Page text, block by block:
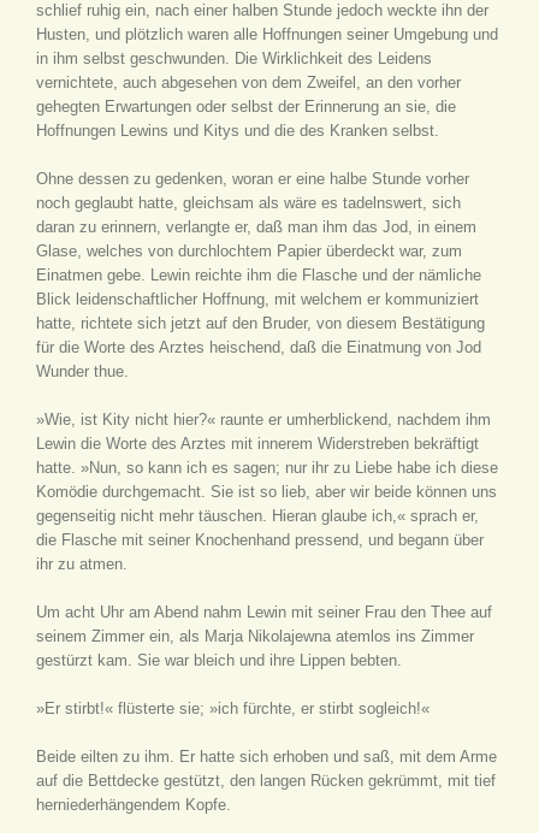
schlief ruhig ein, nach einer halben Stunde jedoch weckte ihn der
Husten, und plötzlich waren alle Hoffnungen seiner Umgebung und
in ihm selbst geschwunden. Die Wirklichkeit des Leidens
vernichtete, auch abgesehen von dem Zweifel, an den vorher
gehegten Erwartungen oder selbst der Erinnerung an sie, die
Hoffnungen Lewins und Kitys und die des Kranken selbst.
Ohne dessen zu gedenken, woran er eine halbe Stunde vorher
noch geglaubt hatte, gleichsam als wäre es tadelnswert, sich
daran zu erinnern, verlangte er, daß man ihm das Jod, in einem
Glase, welches von durchlochtem Papier überdeckt war, zum
Einatmen gebe. Lewin reichte ihm die Flasche und der nämliche
Blick leidenschaftlicher Hoffnung, mit welchem er kommuniziert
hatte, richtete sich jetzt auf den Bruder, von diesem Bestätigung
für die Worte des Arztes heischend, daß die Einatmung von Jod
Wunder thue.
»Wie, ist Kity nicht hier?« raunte er umherblickend, nachdem ihm
Lewin die Worte des Arztes mit innerem Widerstreben bekräftigt
hatte. »Nun, so kann ich es sagen; nur ihr zu Liebe habe ich diese
Komödie durchgemacht. Sie ist so lieb, aber wir beide können uns
gegenseitig nicht mehr täuschen. Hieran glaube ich,« sprach er,
die Flasche mit seiner Knochenhand pressend, und begann über
ihr zu atmen.
Um acht Uhr am Abend nahm Lewin mit seiner Frau den Thee auf
seinem Zimmer ein, als Marja Nikolajewna atemlos ins Zimmer
gestürzt kam. Sie war bleich und ihre Lippen bebten.
»Er stirbt!« flüsterte sie; »ich fürchte, er stirbt sogleich!«
Beide eilten zu ihm. Er hatte sich erhoben und saß, mit dem Arme
auf die Bettdecke gestützt, den langen Rücken gekrümmt, mit tief
herniederhängendem Kopfe.